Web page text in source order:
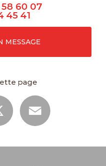
60 07
45 41
MESSAGE
page